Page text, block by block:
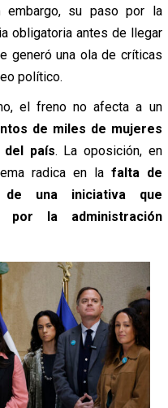
embargo, su paso por la
obligatoria antes de llegar
generó una ola de críticas
político.
el freno no afecta a un
de miles de mujeres
del país. La oposición, en
radica en la falta de
de una iniciativa que
por la administración